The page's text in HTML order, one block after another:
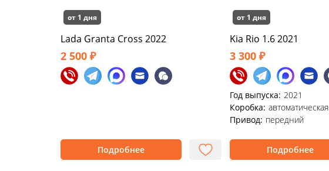
от 1 дня
Lada Granta Cross 2022
2 500 ₽
Подробнее
от 1 дня
Kia Rio 1.6 2021
3 300 ₽
Год выпуска: 2021
Коробка: автоматическая
Привод: передний
Подробнее